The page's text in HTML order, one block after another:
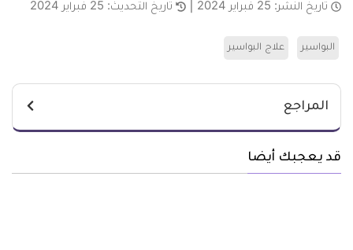
تاريخ النشر: 25 فبراير 2024 تاريخ التحديث: 25 فبراير 2024
البواسير علاج البواسير
المراجع
قد يعجبك أيضا